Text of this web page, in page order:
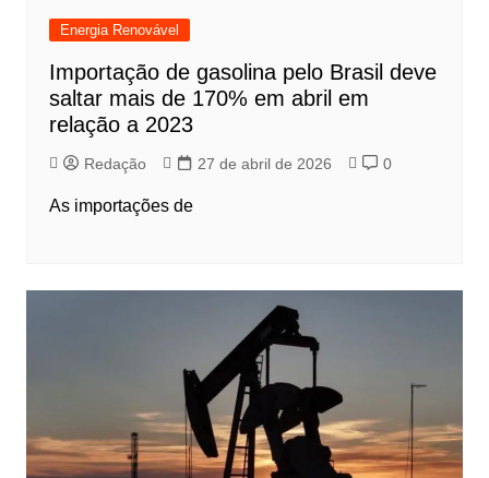
Energia Renovável
Importação de gasolina pelo Brasil deve
saltar mais de 170% em abril em
relação a 2023
Redação 27 de abril de 2026 0
As importações de